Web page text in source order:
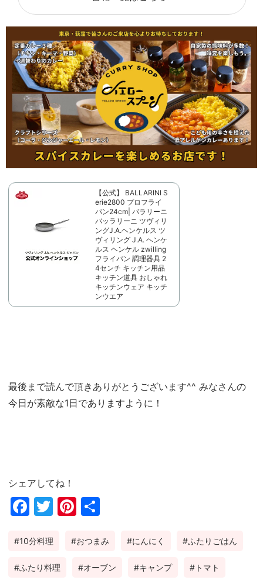
【公式】 BALLARINI S
erie2800 プロフライ
パン24cm| バラリーニ
バッラリーニ ツヴィリ
ングJ.A.ヘンケルス ツ
ヴィリング J.A. ヘンケ
ルス ヘンケル zwilling
フライパン 調理器具 2
4センチ キッチン用品
キッチン道具 おしゃれ
キッチンウェア キッチ
ンウエア
最後まで読んで頂きありがとうございます^^ みなさんの
今日が素敵な1日でありますように！
シェアしてね！
Fac
ok
Twi
Pin
est
10分料理 おつまみ にんにく ふたりごはん
ふたり料理 オーブン キャンプ トマト